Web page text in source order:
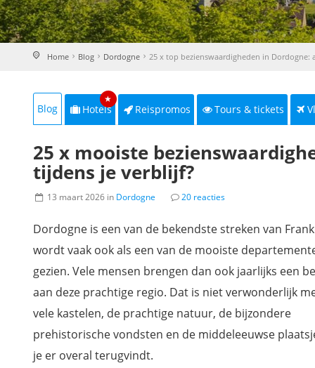
Home Blog Dordogne 25 x top bezienswaardigheden in Dordogne:
Blog Hotels
★
Reispromos Tours & tickets
25 x mooiste
tijdens je verblijf?
13 maart 2026 in Dordogne 20 reacties
Dordogne is een van de bekendste streken van
wordt vaak ook als een van de mooiste
gezien. Vele mensen brengen dan ook jaarlijks een
aan deze prachtige regio. Dat is niet verwonderlijk
vele kastelen, de prachtige natuur, de bijzondere
prehistorische vondsten en de middeleeuwse
je er overal terugvindt.